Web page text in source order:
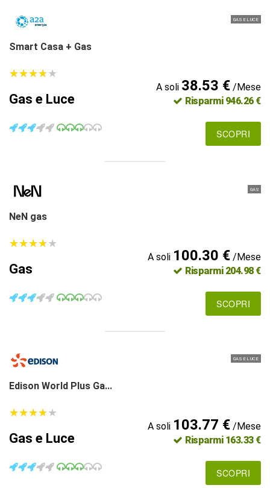
GAS E LUCE
Smart Casa + Gas
★★★★★
★★★★★
Gas e Luce
A soli 38.53 €/Mese
Risparmi 946.26 €
SCOPRI
GAS
NeN gas
★★★★★
★★★★★
Gas
A soli 100.30 €/Mese
Risparmi 204.98 €
SCOPRI
GAS E LUCE
Edison World Plus Ga...
★★★★★
★★★★★
Gas e Luce
A soli 103.77 €/Mese
Risparmi 163.33 €
SCOPRI